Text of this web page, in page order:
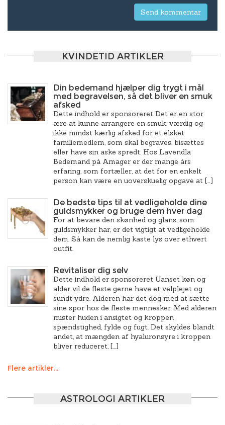
KVINDETID ARTIKLER
Din bedemand hjælper dig trygt i mål
med begravelsen, så det bliver en smuk
afsked
Dette indhold er sponsoreret Det er en stor
ære at kunne arrangere en smuk, værdig og
ikke mindst kærlig afsked for et elsket
familiemedlem, som skal begraves, bisættes
eller have sin aske spredt. Hos Lavendla
Bedemand på Amager er der mange års
erfaring, som fortæller, at det for en enkelt
person kan være en uoverskuelig opgave at […]
De bedste tips til at vedligeholde dine
guldsmykker og bruge dem hver dag
For at bevare den skønhed og glans, som
guldsmykker har, er det vigtigt at vedligeholde
dem. Så kan de nemlig kaste lys over ethvert
outfit.
Revitaliser dig selv
Dette indhold er sponsoreret Uanset køn og
alder vil de fleste gerne have et velplejet og
sundt ydre. Alderen har det dog med at sætte
sine spor hos de fleste mennesker. Med alderen
mister huden i ansigtet og kroppen
spændstighed, fylde og fugt. Det skyldes blandt
andet, at mængden af hyaluronsyre i kroppen
bliver reduceret, […]
Flere artikler...
ASTROLOGI ARTIKLER